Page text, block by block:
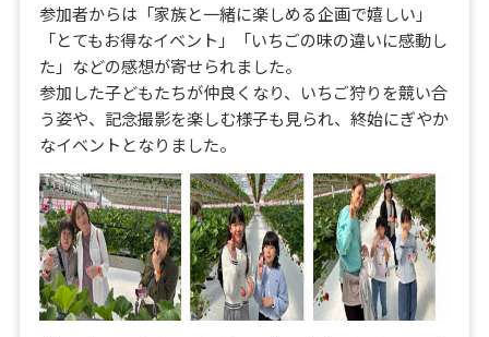
参加者からは「家族と一緒に楽しめる企画で嬉しい」
「とてもお得なイベント」「いちごの味の違いに感動し
た」などの感想が寄せられました。
参加した子どもたちが仲良くなり、いちご狩りを競い合
う姿や、記念撮影を楽しむ様子も見られ、終始にぎやか
なイベントとなりました。